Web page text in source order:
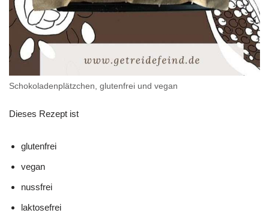
Schokoladenplätzchen, glutenfrei und vegan
Dieses Rezept ist
glutenfrei
vegan
nussfrei
laktosefrei